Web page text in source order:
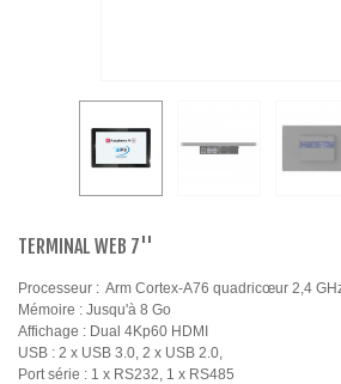
TERMINAL WEB 7''
Processeur : Arm Cortex-A76 quadricœur 2,4
Mémoire : Jusqu'à 8 Go
Affichage : Dual 4Kp60 HDMI
USB : 2 x USB 3.0, 2 x USB 2.0,
Port série : 1 x RS232, 1 x RS485